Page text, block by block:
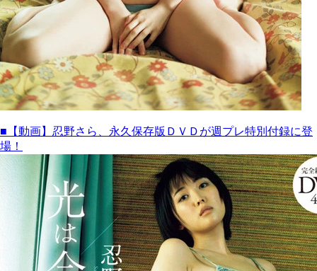
■【動画】忍野さら、永久保存版ＤＶＤが週プレ特別付録に登
場！